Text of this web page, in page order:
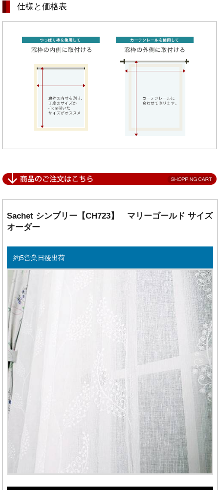
仕様と価格表
Sachet シンプリー【CH723】 マリーゴールド サイズ
オーダー
約5営業日後出荷